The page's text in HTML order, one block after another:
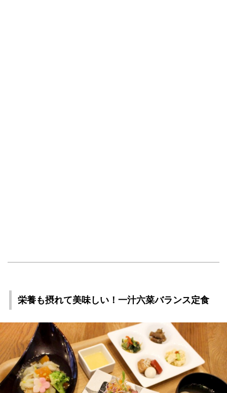
栄養も摂れて美味しい！一汁六菜バランス定食